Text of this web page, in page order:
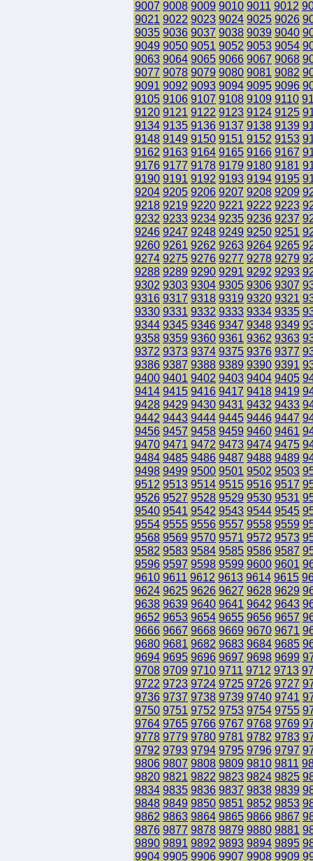
9007 9008 9009 9010 9011 9012
9021 9022 9023 9024 9025 9026
9035 9036 9037 9038 9039 9040
9049 9050 9051 9052 9053 9054
9063 9064 9065 9066 9067 9068
9077 9078 9079 9080 9081 9082
9091 9092 9093 9094 9095 9096
9105 9106 9107 9108 9109 9110
9120 9121 9122 9123 9124 9125
9134 9135 9136 9137 9138 9139
9148 9149 9150 9151 9152 9153
9162 9163 9164 9165 9166 9167
9176 9177 9178 9179 9180 9181
9190 9191 9192 9193 9194 9195
9204 9205 9206 9207 9208 9209
9218 9219 9220 9221 9222 9223
9232 9233 9234 9235 9236 9237
9246 9247 9248 9249 9250 9251
9260 9261 9262 9263 9264 9265
9274 9275 9276 9277 9278 9279
9288 9289 9290 9291 9292 9293
9302 9303 9304 9305 9306 9307
9316 9317 9318 9319 9320 9321
9330 9331 9332 9333 9334 9335
9344 9345 9346 9347 9348 9349
9358 9359 9360 9361 9362 9363
9372 9373 9374 9375 9376 9377
9386 9387 9388 9389 9390 9391
9400 9401 9402 9403 9404 9405
9414 9415 9416 9417 9418 9419
9428 9429 9430 9431 9432 9433
9442 9443 9444 9445 9446 9447
9456 9457 9458 9459 9460 9461
9470 9471 9472 9473 9474 9475
9484 9485 9486 9487 9488 9489
9498 9499 9500 9501 9502 9503
9512 9513 9514 9515 9516 9517
9526 9527 9528 9529 9530 9531
9540 9541 9542 9543 9544 9545
9554 9555 9556 9557 9558 9559
9568 9569 9570 9571 9572 9573
9582 9583 9584 9585 9586 9587
9596 9597 9598 9599 9600 9601
9610 9611 9612 9613 9614 9615
9624 9625 9626 9627 9628 9629
9638 9639 9640 9641 9642 9643
9652 9653 9654 9655 9656 9657
9666 9667 9668 9669 9670 9671
9680 9681 9682 9683 9684 9685
9694 9695 9696 9697 9698 9699
9708 9709 9710 9711 9712 9713
9722 9723 9724 9725 9726 9727
9736 9737 9738 9739 9740 9741
9750 9751 9752 9753 9754 9755
9764 9765 9766 9767 9768 9769
9778 9779 9780 9781 9782 9783
9792 9793 9794 9795 9796 9797
9806 9807 9808 9809 9810 9811
9820 9821 9822 9823 9824 9825
9834 9835 9836 9837 9838 9839
9848 9849 9850 9851 9852 9853
9862 9863 9864 9865 9866 9867
9876 9877 9878 9879 9880 9881
9890 9891 9892 9893 9894 9895
9904 9905 9906 9907 9908 9909